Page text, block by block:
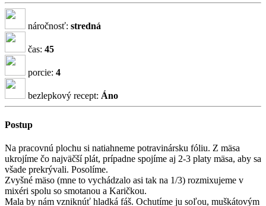
náročnosť: stredná
čas: 45
porcie: 4
bezlepkový recept: Áno
Postup
Na pracovnú plochu si natiahneme potravinársku fóliu. Z mäsa
ukrojíme čo najväčší plát, prípadne spojíme aj 2-3 platy mäsa, aby sa
všade prekrývali. Posolíme.
Zvyšné mäso (mne to vychádzalo asi tak na 1/3) rozmixujeme v
mixéri spolu so smotanou a Karičkou.
Mala by nám vzniknúť hladká fáš. Ochutíme ju soľou, muškátovým